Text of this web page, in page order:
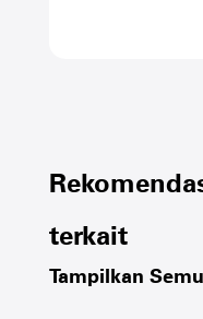
terkait
Tampilkan